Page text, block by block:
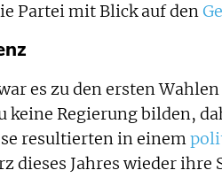
Partei mit Blick auf den
es zu den ersten
keine Regierung bilden,
resultierten in einem
dieses Jahres wieder